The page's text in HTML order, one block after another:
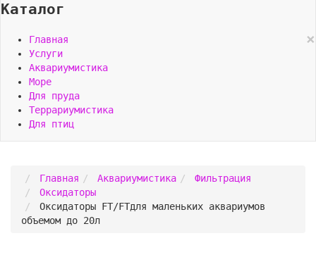
Каталог
×
Главная
Услуги
Аквариумистика
Море
Для пруда
Террариумистика
Для птиц
Главная Аквариумистика
Фильтрация
Оксидаторы
Оксидаторы FT/FTдля маленьких аквариумов
объемом до 20л